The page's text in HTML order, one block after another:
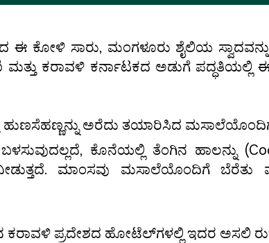
ಕೋಳಿ ಸಾರು, ಮಂಗಳೂರು ಶೈಲಿಯ
ಮತ್ತು ಕರಾವಳಿ ಕರ್ನಾಟಕದ ಅಡುಗೆ
ಹುಣಸೆಹಣ್ಣನ್ನು ಅರೆದು ತಯಾರಿಸಿದ
ಕೊನೆಯಲ್ಲಿ ತೆಂಗಿನ ಹಾಲನ್ನು
ಮಾಂಸವು ಮಸಾಲೆಯೊಂದಿಗೆ ಬೆರೆತು
ಕರಾವಳಿ ಪ್ರದೇಶದ ಹೋಟೆಲ್‌ಗಳಲ್ಲಿ ಇದರ ಅಸಲಿ